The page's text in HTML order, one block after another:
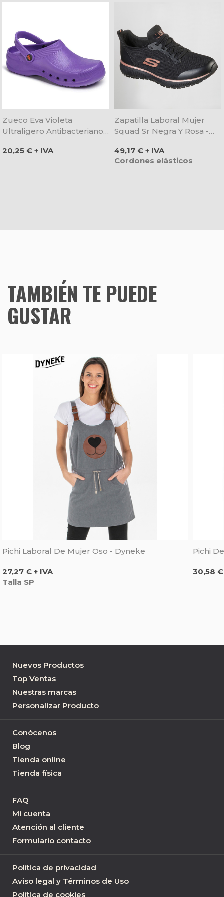
Zueco Eva Violeta
Ultraligero Antibacteriano -
Precio
20,25 € + IVA
Zapatilla Laboral Mujer
Squad Sr Negra Y Rosa -
Precio
49,17 € + IVA
Cordones elásticos
TAMBIÉN TE PUEDE
GUSTAR
Pichi Laboral De Mujer Oso - Dyneke
Precio
27,27 € + IVA
Talla SP
Pichi
Precio
30,58 €
Nuevos Productos
Top Ventas
Nuestras marcas
Personalizar Producto
Conócenos
Blog
Tienda online
Tienda física
FAQ
Mi cuenta
Atención al cliente
Formulario contacto
Política de privacidad
Aviso legal y Términos de Uso
Política de cookies